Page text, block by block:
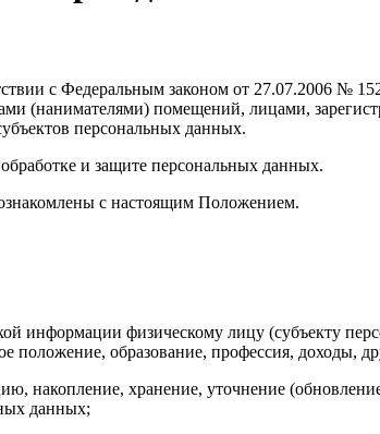
с Федеральным законом от 27.07.2006 №
(нанимателями) помещений, лицами,
персональных данных.
и защите персональных данных.
с настоящим Положением.
информации физическому лицу (субъекту
положение, образование, профессия, доходы,
накопление, хранение, уточнение
данных;